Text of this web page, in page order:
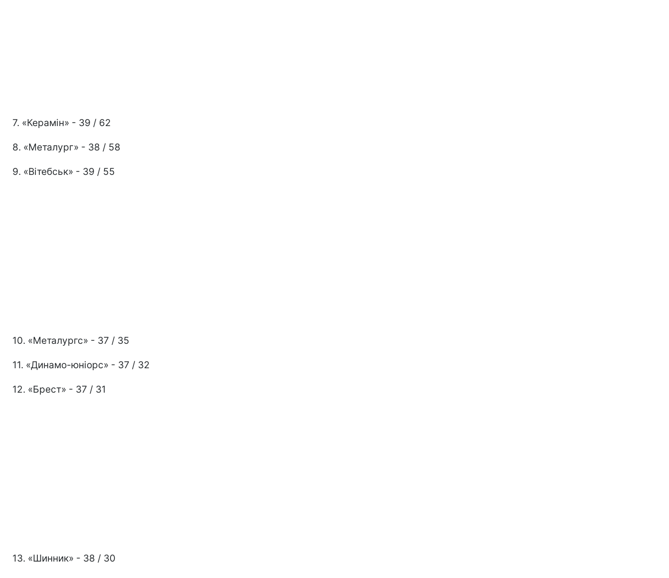
7. «Керамін» - 39 / 62
8. «Металург» - 38 / 58
9. «Вітебськ» - 39 / 55
10. «Металургс» - 37 / 35
11. «Динамо-юніорс» - 37 / 32
12. «Брест» - 37 / 31
13. «Шинник» - 38 / 30